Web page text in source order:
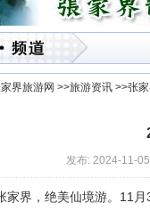
界旅游网 >>旅游资讯 >>张
发布: 2024-11-
家界，绝美仙境游。11